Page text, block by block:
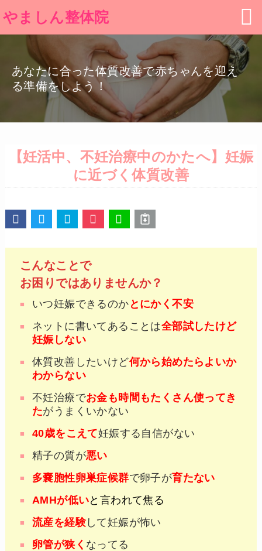
やましん整体院
あなたに合った体質改善で赤ちゃんを迎え
る準備をしよう！
【妊活中、不妊治療中のかたへ】妊娠
に近づく体質改善
こんなことで
お困りではありませんか？
いつ妊娠できるのか とにかく不安
ネットに書いてあることは全部試したけど
妊娠しない
体質改善したいけど何から始めたらよいか
わからない
不妊治療でお金も時間もたくさん使ってき
たがうまくいかない
40歳をこえて妊娠する自信がない
精子の質が悪い
多嚢胞性卵巣症候群で卵子が育たない
AMHが低いと言われて焦る
流産を経験して妊娠が怖い
卵管が狭く なってる